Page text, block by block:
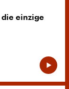
die einzige